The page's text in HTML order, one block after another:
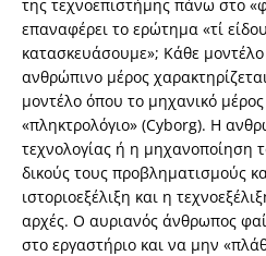
της τεχνοεπιστήμης πάνω στο
επαναφέρει το ερώτημα «τί
κατασκευάσουμε»; Κάθε
ανθρώπινο μέρος
μοντέλο όπου το μηχανικό
«πληκτρολόγιο» (Cyborg). Η
τεχνολογίας ή η μηχανοποίηση
δικούς τους προβληματισμούς
ιστοριοεξέλιξη και η
αρχές. Ο αυριανός άνθρωπος
στο εργαστήριο και να μην